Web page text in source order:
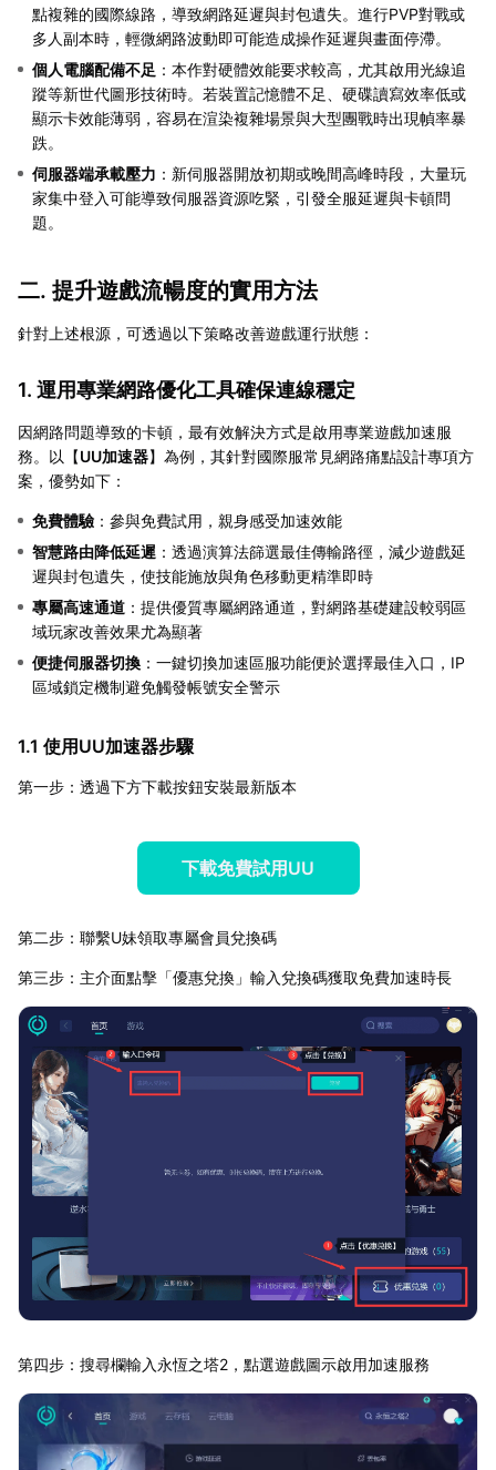
點複雜的國際線路，導致網路延遲與封包遺失。進行PVP對戰或
多人副本時，輕微網路波動即可能造成操作延遲與畫面停滯。
個人電腦配備不足 ：本作對硬體效能要求較高，尤其啟用光線追
蹤等新世代圖形技術時。若裝置記憶體不足、硬碟讀寫效率低或
顯示卡效能薄弱，容易在渲染複雜場景與大型團戰時出現幀率暴
跌。
伺服器端承載壓力 ：新伺服器開放初期或晚間高峰時段，大量玩
家集中登入可能導致伺服器資源吃緊，引發全服延遲與卡頓問
題。
二. 提升遊戲流暢度的實用方法
針對上述根源，可透過以下策略改善遊戲運行狀態：
1. 運用專業網路優化工具確保連線穩定
因網路問題導致的卡頓，最有效解決方式是啟用專業遊戲加速服
務。以【UU加速器】為例，其針對國際服常見網路痛點設計專項方
案，優勢如下：
免費體驗 ：參與免費試用，親身感受加速效能
智慧路由降低延遲 ：透過演算法篩選最佳傳輸路徑，減少遊戲延
遲與封包遺失，使技能施放與角色移動更精準即時
專屬高速通道 ：提供優質專屬網路通道，對網路基礎建設較弱區
域玩家改善效果尤為顯著
便捷伺服器切換 ：一鍵切換加速區服功能便於選擇最佳入口，IP
區域鎖定機制避免觸發帳號安全警示
1.1 使用UU加速器步驟
第一步：透過下方下載按鈕安裝最新版本
下載免費試用UU
第二步：聯繫U妹領取專屬會員兌換碼
第三步：主介面點擊「優惠兌換」輸入兌換碼獲取免費加速時長
第四步：搜尋欄輸入永恆之塔2，點選遊戲圖示啟用加速服務